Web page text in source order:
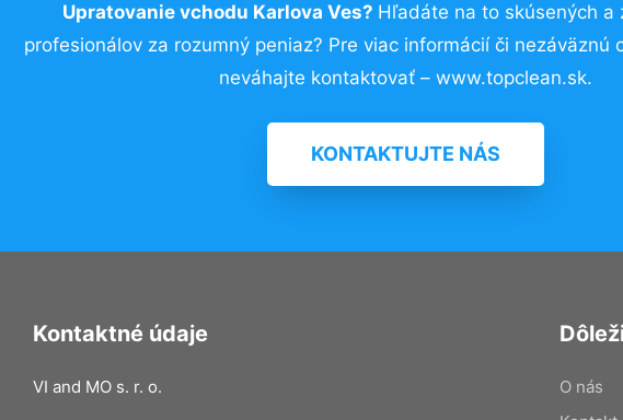
Upratovanie vchodu Karlova Ves? Hľadáte na to skúsených a
profesionálov za rozumný peniaz? Pre viac informácií či nezáväznú
neváhajte kontaktovať – www.topclean.sk.
KONTAKTUJTE NÁS
Kontaktné údaje
VI and MO s. r. o.
O nás